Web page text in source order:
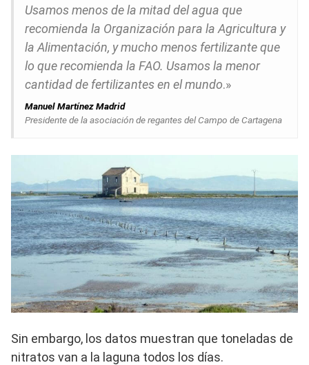
Usamos menos de la mitad del agua que
recomienda la Organización para la Agricultura y
la Alimentación, y mucho menos fertilizante que
lo que recomienda la FAO. Usamos la menor
cantidad de fertilizantes en el mundo.»
Manuel Martínez Madrid
Presidente de la asociación de regantes del Campo de Cartagena
Sin embargo, los datos muestran que toneladas de
nitratos van a la laguna todos los días.